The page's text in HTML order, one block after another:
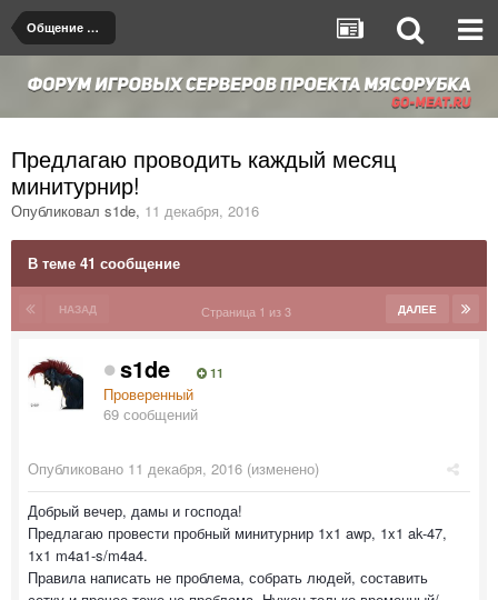
Общение на любые темы
Предлагаю проводить каждый месяц
минитурнир!
Опубликовал s1de, 11 декабря, 2016
В теме 41 сообщение
НАЗАД ДАЛЕЕ
Страница 1 из 3
s1de 11
Проверенный
69 сообщений
Опубликовано 11 декабря, 2016 (изменено)
Добрый вечер, дамы и господа!
Предлагаю провести пробный минитурнир 1х1 awp, 1x1 ak-47,
1x1 m4a1-s/m4a4.
Правила написать не проблема, собрать людей, составить